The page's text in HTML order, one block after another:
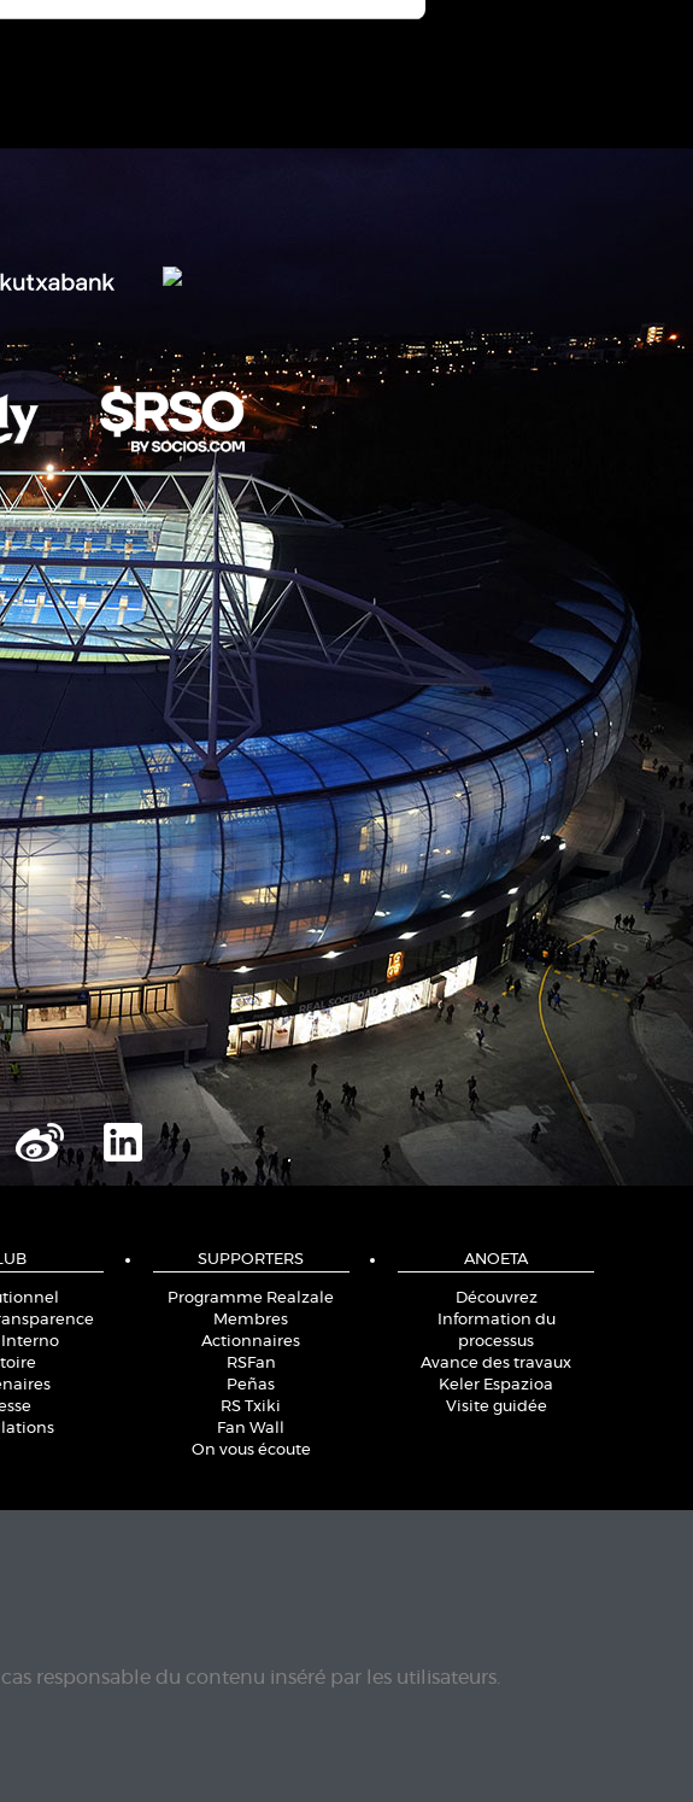
Interno
SUPPORTERS
Programme Realzale
Membres
Actionnaires
RSFan
Peñas
RS Txiki
Fan Wall
On vous écoute
ANOETA
Découvrez
Information du
processus
Avance des travaux
Keler Espazioa
Visite guidée
responsable du contenu inséré par les utilisateurs.